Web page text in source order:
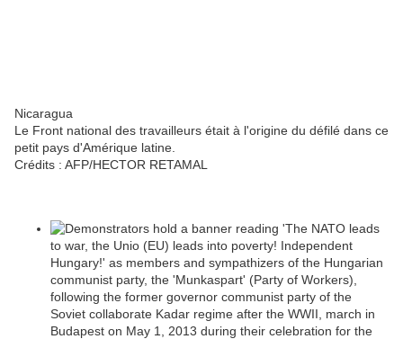
Nicaragua
Le Front national des travailleurs était à l'origine du défilé dans ce
petit pays d'Amérique latine.
Crédits : AFP/HECTOR RETAMAL